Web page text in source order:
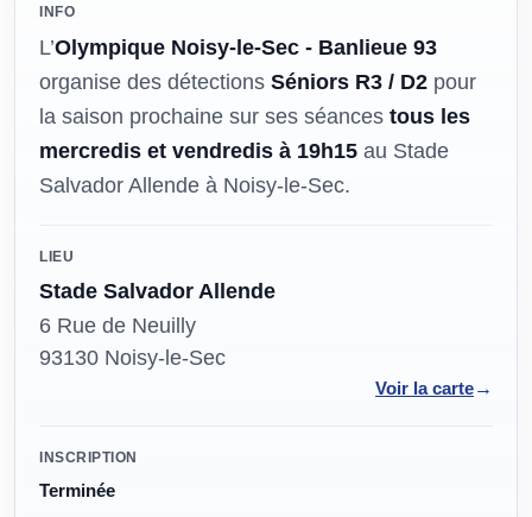
INFO
L’Olympique Noisy-le-Sec - Banlieue 93
organise des détections Séniors R3 / D2 pour
la saison prochaine sur ses séances tous les
mercredis et vendredis à 19h15 au Stade
Salvador Allende à Noisy-le-Sec.
LIEU
Stade Salvador Allende
6 Rue de Neuilly
93130 Noisy-le-Sec
Voir la carte→
Modalités
INSCRIPTION
Terminée